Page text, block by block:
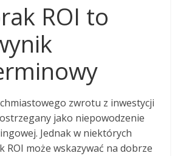
ROI to
zwrotu z inwestycji
jako niepowodzenie
Jednak w niektórych
ROI może wskazywać na dobrze